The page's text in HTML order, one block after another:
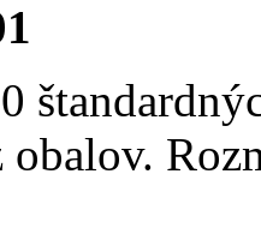
obalov.